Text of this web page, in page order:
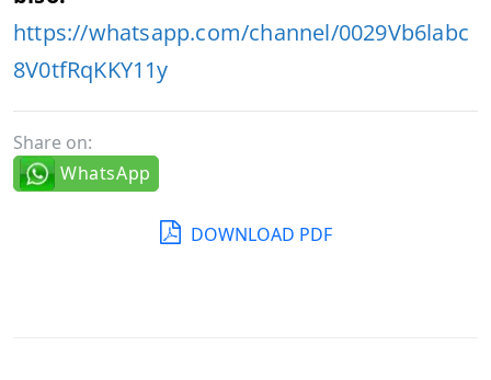
https://whatsapp.com/channel/0029Vb6labc
8V0tfRqKKY11y
Share on:
WhatsApp
DOWNLOAD PDF